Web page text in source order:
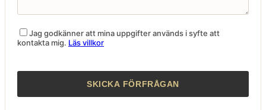
Jag godkänner att mina uppgifter används i syfte att
kontakta mig. Läs villkor